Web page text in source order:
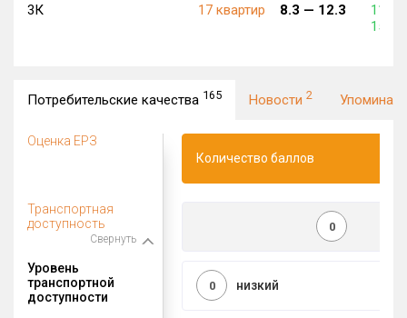
3К
17 квартир 8.3 — 12.3
115
151
Потребительские качества 165 Новости 2
Оценка ЕРЗ
Количество баллов
Транспортная
доступность
Свернуть
0
Уровень
транспортной
доступности
низкий
0